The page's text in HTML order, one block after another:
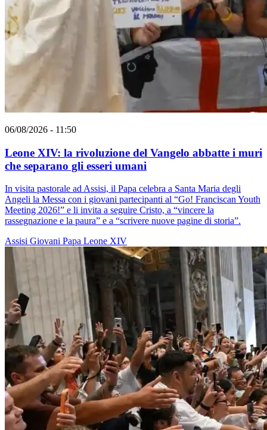
06/08/2026 - 11:50
Leone XIV: la rivoluzione del Vangelo abbatte i muri
che separano gli esseri umani
In visita pastorale ad Assisi, il Papa celebra a Santa Maria degli
Angeli la Messa con i giovani partecipanti al “Go! Franciscan Youth
Meeting 2026!” e li invita a seguire Cristo, a “vincere la
rassegnazione e la paura” e a “scrivere nuove pagine di storia”.
Assisi Giovani Papa Leone XIV